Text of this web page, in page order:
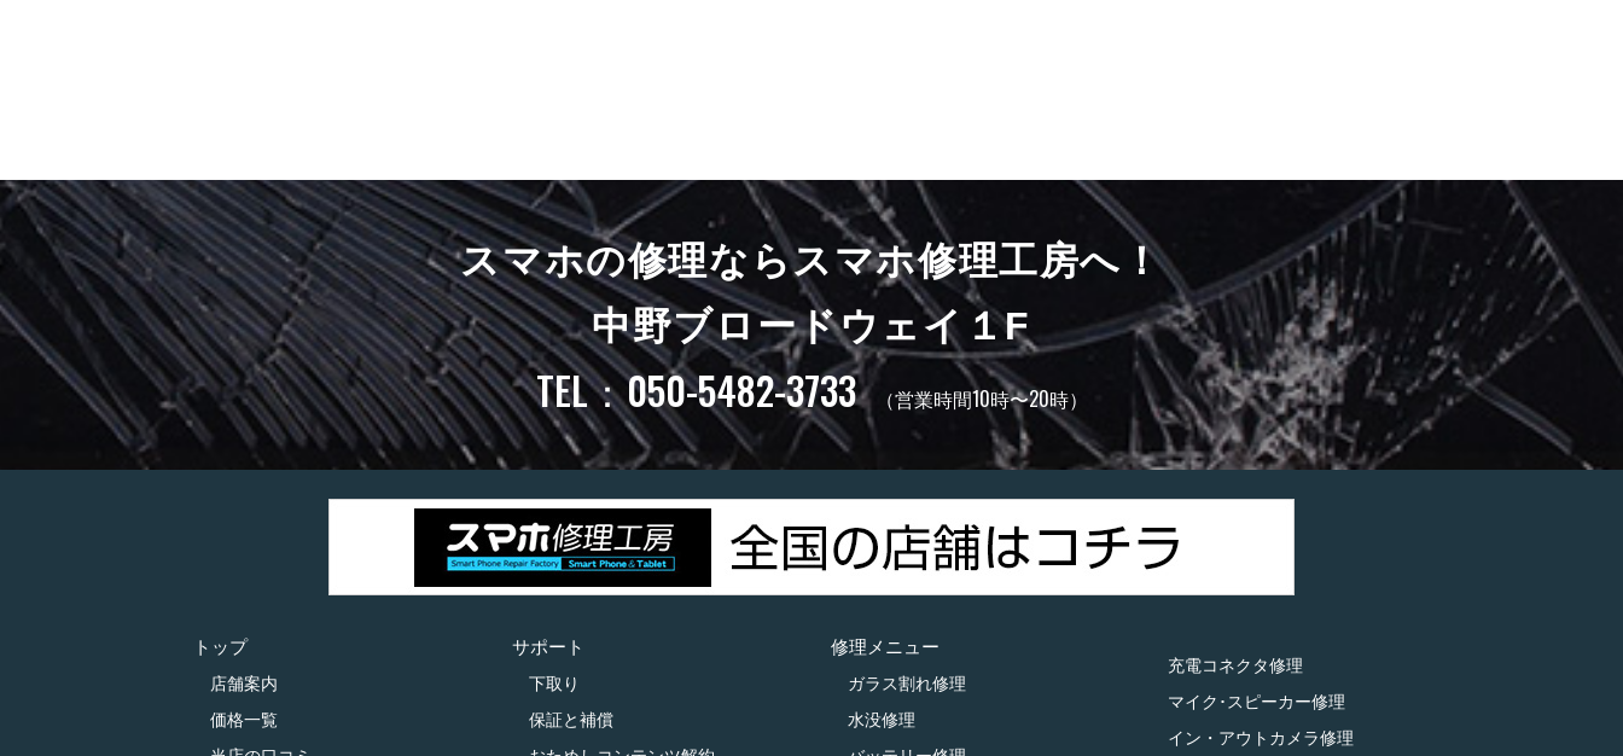
スマホの修理ならスマホ修理工房へ！
中野ブロードウェイ１F
TEL：050-5482-3733 （営業時間10時〜20時）
トップ
店舗案内
価格一覧
サポート
下取り
保証と補償
修理メニュー
ガラス割れ修理
水没修理
充電コネクタ修理
マイク･スピーカー修理
イン・アウトカメラ修理